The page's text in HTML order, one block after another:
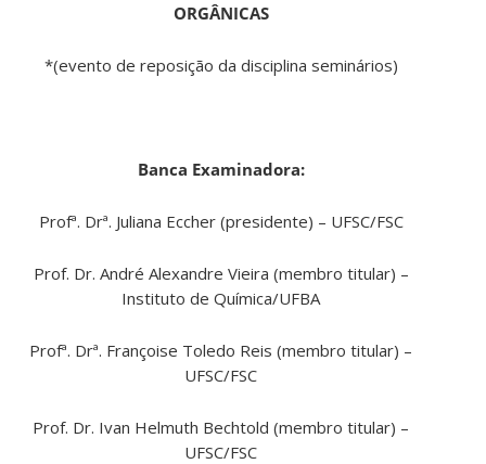
ORGÂNICAS
*(evento de reposição da disciplina seminários)
Banca Examinadora:
Profª. Drª. Juliana Eccher (presidente) – UFSC/FSC
Prof. Dr. André Alexandre Vieira (membro titular) –
Instituto de Química/UFBA
Profª. Drª. Françoise Toledo Reis (membro titular) –
UFSC/FSC
Prof. Dr. Ivan Helmuth Bechtold (membro titular) –
UFSC/FSC